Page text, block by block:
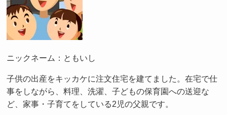
ニックネーム：ともいし
子供の出産をキッカケに注文住宅を建てました。在宅で仕
事をしながら、料理、洗濯、子どもの保育園への送迎な
ど、家事・子育てをしている2児の父親です。